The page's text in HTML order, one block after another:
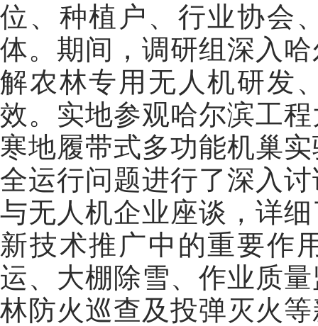
位、种植户、行业协会
体。期间，调研组深入
解农林专用无人机研发
效。实地参观哈尔滨工
寒地履带式多功能机巢
全运行问题进行了深入
与无人机企业座谈，详
新技术推广中的重要作
运、大棚除雪、作业质
林防火巡查及投弹灭火